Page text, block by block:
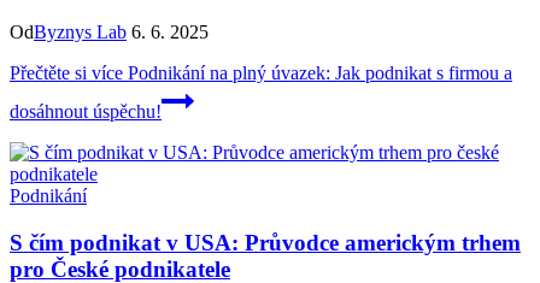
OdByznys Lab 6. 6. 2025
Přečtěte si více Podnikání na plný úvazek: Jak podnikat s firmou a
dosáhnout úspěchu!
Podnikání
S čím podnikat v USA: Průvodce americkým trhem
pro České podnikatele